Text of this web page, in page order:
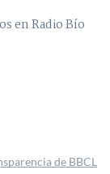
en Radio Bío
de BBCL